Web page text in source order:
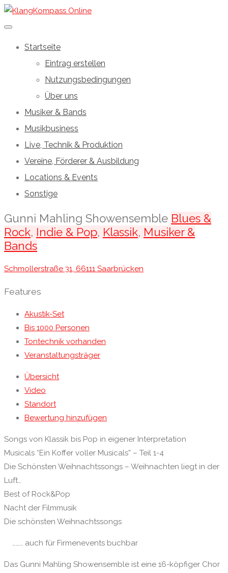
Startseite
Eintrag erstellen
Nutzungsbedingungen
Über uns
Musiker & Bands
Musikbusiness
Live, Technik & Produktion
Vereine, Förderer & Ausbildung
Locations & Events
Sonstige
Gunni Mahling Showensemble Blues &
Rock, Indie & Pop, Klassik, Musiker &
Bands
Schmollerstraße 31, 66111 Saarbrücken
Features
Akustik-Set
Bis 1000 Personen
Tontechnik vorhanden
Veranstaltungsträger
Übersicht
Video
Standort
Bewertung hinzufügen
Songs von Klassik bis Pop in eigener Interpretation
Musicals “Ein Koffer voller Musicals” – Teil 1-4
Die Schönsten Weihnachtssongs – Weihnachten liegt in der
Luft…
Best of Rock&Pop
Nacht der Filmmusik
Die schönsten Weihnachtssongs
……… auch für Firmenevents buchbar
Das Gunni Mahling Showensemble ist eine 16-köpfiger Chor